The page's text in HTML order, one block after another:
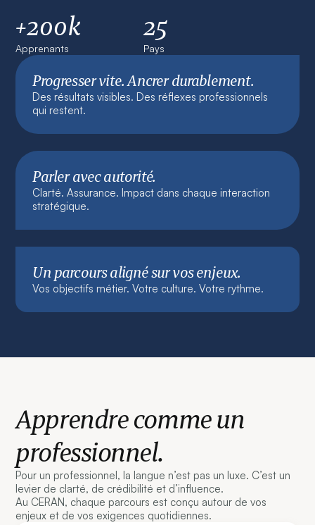
+200k
Apprenants
25
Pays
Progresser vite. Ancrer durablement.
Des résultats visibles. Des réflexes professionnels
qui restent.
Parler avec autorité.
Clarté. Assurance. Impact dans chaque interaction
stratégique.
Un parcours aligné sur vos enjeux.
Vos objectifs métier. Votre culture. Votre rythme.
Apprendre comme un
professionnel.
Pour un professionnel, la langue n’est pas un luxe. C’est un
levier de clarté, de crédibilité et d’influence.
Au CERAN, chaque parcours est conçu autour de vos
enjeux et de vos exigences quotidiennes.